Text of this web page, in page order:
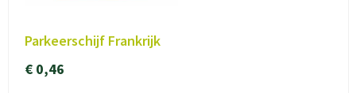
Parkeerschijf Frankrijk
€ 0,46